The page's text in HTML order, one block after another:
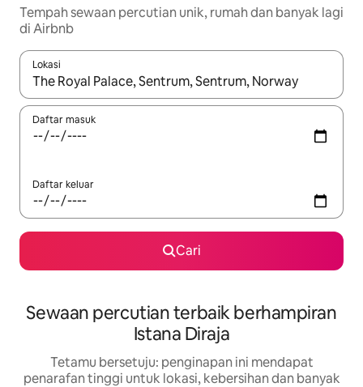
Tempah sewaan percutian unik, rumah dan banyak lagi
di Airbnb
Lokasi
Apabila hasil tersedia, navigasi dengan kekunci anak panah
Daftar masuk
Daftar keluar
Cari
Sewaan percutian terbaik berhampiran
Istana Diraja
Tetamu bersetuju: penginapan ini mendapat
penarafan tinggi untuk lokasi, kebersihan dan banyak